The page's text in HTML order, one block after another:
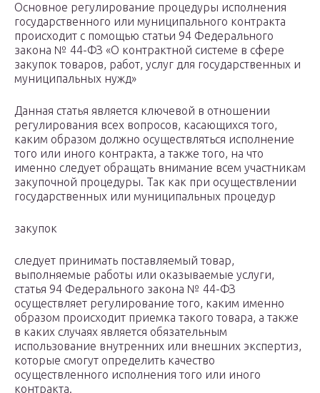
Основное регулирование процедуры исполнения
государственного или муниципального контракта
происходит с помощью статьи 94 Федерального
закона № 44-ФЗ «О контрактной системе в сфере
закупок товаров, работ, услуг для государственных и
муниципальных нужд»
Данная статья является ключевой в отношении
регулирования всех вопросов, касающихся того,
каким образом должно осуществляться исполнение
того или иного контракта, а также того, на что
именно следует обращать внимание всем участникам
закупочной процедуры. Так как при осуществлении
государственных или муниципальных процедур
закупок
следует принимать поставляемый товар,
выполняемые работы или оказываемые услуги,
статья 94 Федерального закона № 44-ФЗ
осуществляет регулирование того, каким именно
образом происходит приемка такого товара, а также
в каких случаях является обязательным
использование внутренних или внешних экспертиз,
которые смогут определить качество
осуществленного исполнения того или иного
контракта.